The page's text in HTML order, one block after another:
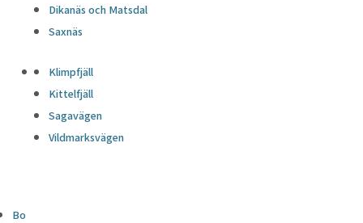
Dikanäs och Matsdal
Saxnäs
Klimpfjäll
Kittelfjäll
Sagavägen
Vildmarksvägen
Bo